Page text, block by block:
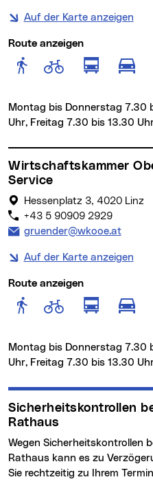
Auf der Karte anzeigen
Route anzeigen
Route anzeigen
RouteRoute
Montag bis Donnerstag 7.30
Uhr, Freitag 7.30 bis 13.30
Wirtschaftskammer Oberösterreich - Gründer-
Service
Hessenplatz 3, 4020 Linz
+43 5 90909 2929
E-Mail Adresse:
gruender@wkooe.at
Auf der Karte anzeigen
Route anzeigen
Route anzeigen
RouteRoute
Montag bis Donnerstag 7.30
Uhr, Freitag 7.30 bis 13.30
Sicherheitskontrollen beim Eingang zum Neuen
Rathaus
Wegen Sicherheitskontrollen beim Eingang zum Neuen
Rathaus kann es zu
Sie rechtzeitig zu Ihrem